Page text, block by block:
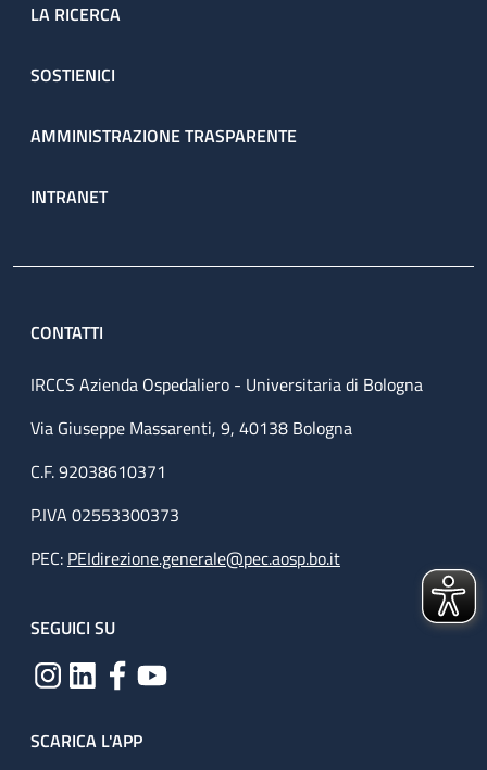
LA RICERCA
SOSTIENICI
AMMINISTRAZIONE TRASPARENTE
INTRANET
CONTATTI
IRCCS Azienda Ospedaliero - Universitaria di Bologna
Via Giuseppe Massarenti, 9, 40138 Bologna
C.F. 92038610371
P.IVA 02553300373
PEC: PEIdirezione.generale@pec.aosp.bo.it
SEGUICI SU
SCARICA L'APP